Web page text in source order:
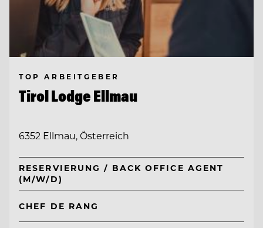
TOP ARBEITGEBER
Tirol Lodge Ellmau
6352 Ellmau, Österreich
RESERVIERUNG / BACK OFFICE AGENT
(M/W/D)
CHEF DE RANG